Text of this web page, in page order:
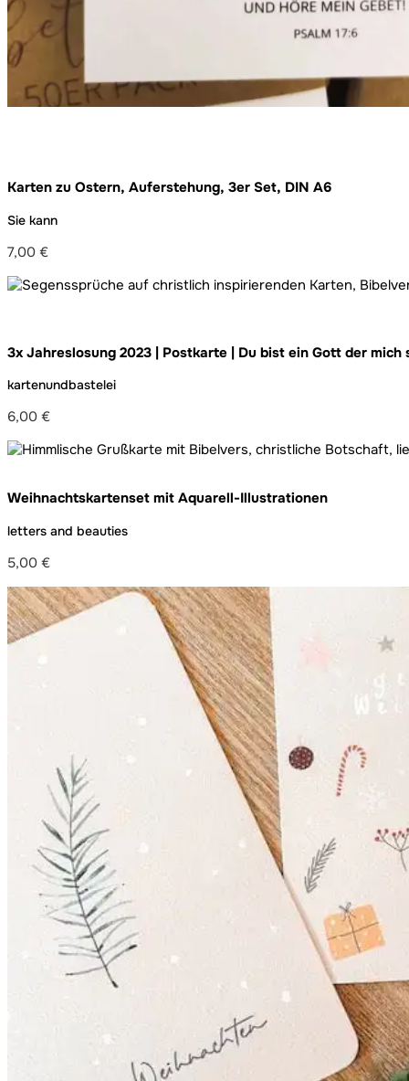
Karten zu Ostern, Auferstehung, 3er Set, DIN A6
Sie kann
7,00 €
3x Jahreslosung 2023 | Postkarte | Du bist ein Gott der mich
kartenundbastelei
6,00 €
Weihnachtskartenset mit Aquarell-Illustrationen
letters and beauties
5,00 €